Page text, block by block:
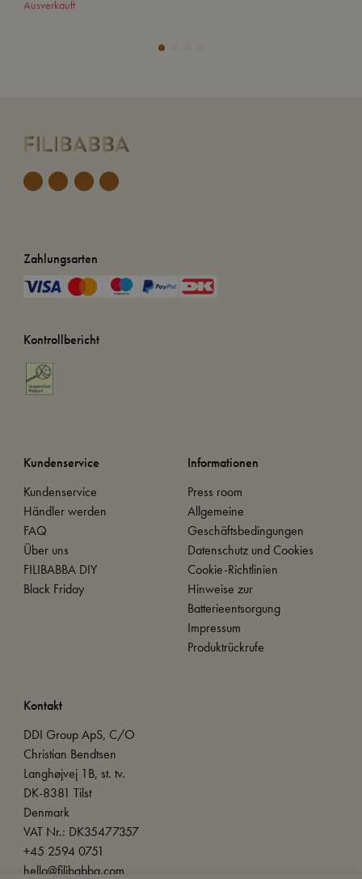
Ausverkauft
Zahlungsarten
Kontrollbericht
Kundenservice
Kundenservice
Händler werden
FAQ
Über uns
FILIBABBA DIY
Black Friday
Informationen
Press room
Allgemeine
Geschäftsbedingungen
Datenschutz und Cookies
Cookie-Richtlinien
Hinweise zur
Batterieentsorgung
Impressum
Produktrückrufe
Kontakt
DDI Group ApS, C/O
Christian Bendtsen
Langhøjvej 1B, st. tv.
DK-8381 Tilst
Denmark
VAT Nr.: DK35477357
+45 2594 0751
hello@filibabba.com